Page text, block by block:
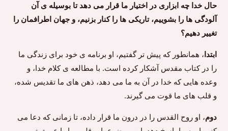
حال خدا چه ابزاری در اختیار ما قرار می دهد تا بوسیله ی آن
آلودگی ها را بشوییم، تاریکی ها را کنار بزنیم، و جهان اطرافمان را
تغییر دهیم؟
ابتدا ، همانطور که پیش تر گفتیم، او برنامه ی خود برای زندگی ما
را در کتاب مقدس آشکار کرده است. با مطالعه ی کلام خدا، و
وعده هایی که خدا در آن به ما می دهد، ذهن های ما تقدیس شده،
و قلب های ما قوت می گیرند.
دوم، او روح القدس را در درون ما قرار داده، تا زمانی که دعا می